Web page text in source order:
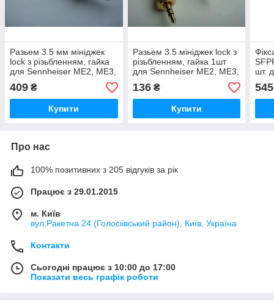
Разьем 3.5 мм мініджек
lock з різьбленням, гайка
для Sennheiser ME2, ME3,
Sony
409 ₴
Купити
Разьем 3.5 мініджек lock з
різьбленням, гайка 1шт
для Sennheiser ME2, ME3,
Sony
136₴
Купити
шт.
545
Про нас
100% позитивних з 205 відгуків за рік
Працює з 29.01.2015
м. Київ
вул.Ракетна 24 (Голосіівський район), Київ, Україна
Контакти
Сьогодні працює з 10:00 до 17:00
Показати весь графік роботи